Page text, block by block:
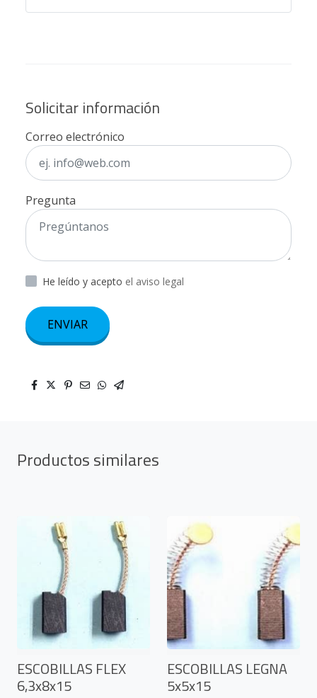
Solicitar información
Correo electrónico
Pregunta
He leído y acepto el aviso legal
ENVIAR
Productos similares
ESCOBILLAS FLEX
6,3x8x15
ESCOBILLAS LEGNA
5x5x15